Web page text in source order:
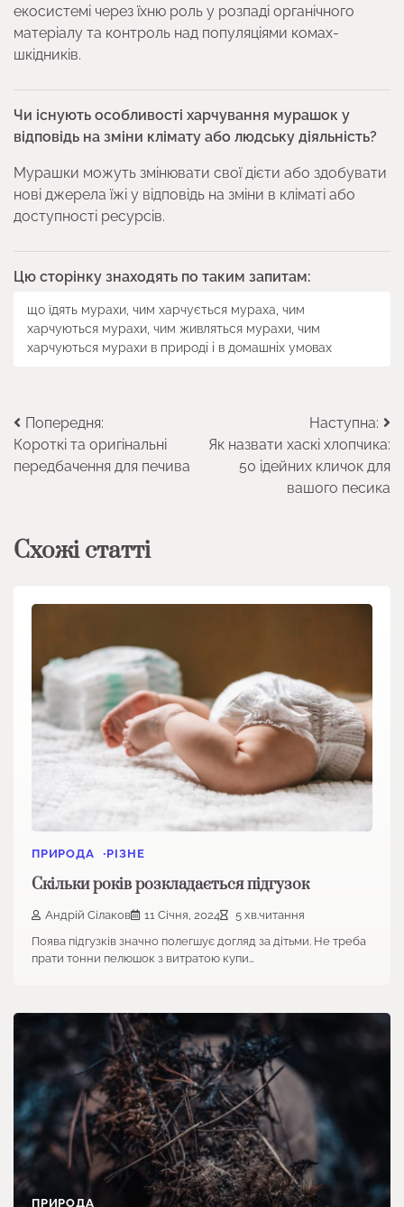
екосистемі через їхню роль у розпаді органічного
матеріалу та контроль над популяціями комах-
шкідників.
Чи існують особливості харчування мурашок у
відповідь на зміни клімату або людську діяльність?
Мурашки можуть змінювати свої дієти або здобувати
нові джерела їжі у відповідь на зміни в кліматі або
доступності ресурсів.
Цю сторінку знаходять по таким запитам:
що їдять мурахи, чим харчується мураха, чим
харчуються мурахи, чим живляться мурахи, чим
харчуються мурахи в природі і в домашніх умовах
Навігація
записів
Попередня:
Короткі та оригінальні
передбачення для печива
Наступна:
Як назвати хаскі хлопчика:
50 ідейних кличок для
вашого песика
Схожі статті
ПРИРОДА РІЗНЕ
Скільки років розкладається підгузок
Андрій Сілаков 11 Січня, 2024
5 хв.читання
Поява підгузків значно полегшує догляд за дітьми. Не треба
прати тонни пелюшок з витратою купи…
ПРИРОДА